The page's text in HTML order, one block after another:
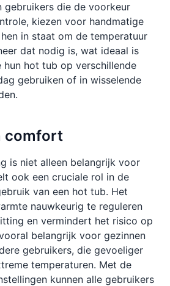
gebruikers die de voorkeur
kiezen voor handmatige
in staat om de temperatuur
dat nodig is, wat ideaal is
hot tub op verschillende
gebruiken of in wisselende
comfort
is niet alleen belangrijk voor
ook een cruciale rol in de
van een hot tub. Het
nauwkeurig te reguleren
en vermindert het risico op
belangrijk voor gezinnen
gebruikers, die gevoeliger
temperaturen. Met de
kunnen alle gebruikers